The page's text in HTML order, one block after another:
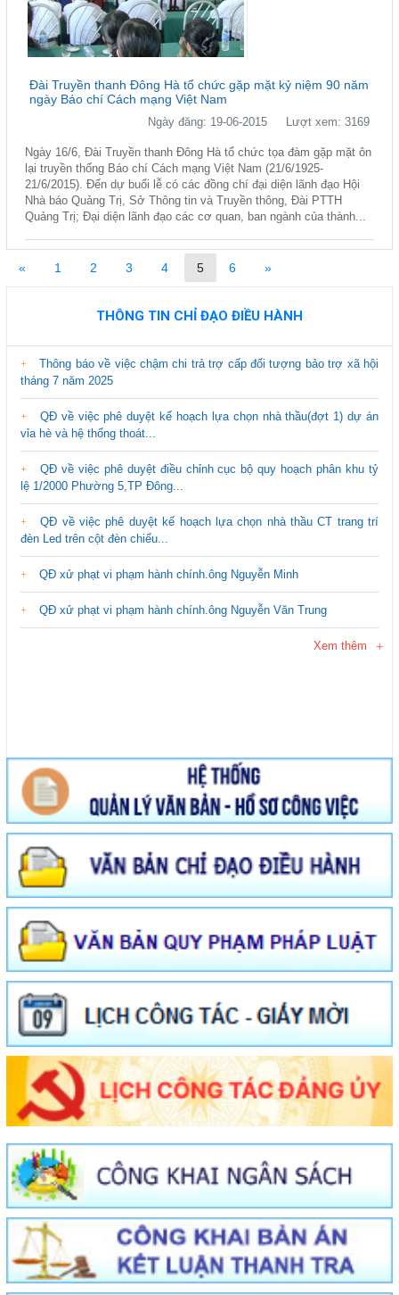
Đài Truyền thanh Đông Hà tổ chức gặp mặt kỷ niệm 90 năm
ngày Báo chí Cách mạng Việt Nam
Ngày đăng: 19-06-2015 Lượt xem: 3169
Ngày 16/6, Đài Truyền thanh Đông Hà tổ chức tọa đàm gặp mặt ôn
lại truyền thống Báo chí Cách mạng Việt Nam (21/6/1925-
21/6/2015). Đến dự buổi lễ có các đồng chí đại diện lãnh đạo Hội
Nhà báo Quảng Trị, Sở Thông tin và Truyền thông, Đài PTTH
Quảng Trị; Đại diện lãnh đạo các cơ quan, ban ngành của thành...
« 1 2 3 4 5 6 »
THÔNG TIN CHỈ ĐẠO ĐIỀU HÀNH
Thông báo về việc chậm chi trả trợ cấp đối tượng bảo trợ xã hội
tháng 7 năm 2025
QĐ về việc phê duyệt kế hoạch lựa chọn nhà thầu(đợt 1) dự án
vỉa hè và hệ thống thoát...
QĐ về việc phê duyệt điều chỉnh cục bộ quy hoạch phân khu tỷ
lệ 1/2000 Phường 5,TP Đông...
QĐ về việc phê duyệt kế hoạch lựa chọn nhà thầu CT trang trí
đèn Led trên cột đèn chiếu...
QĐ xử phạt vi phạm hành chính.ông Nguyễn Minh
QĐ xử phạt vi phạm hành chính.ông Nguyễn Văn Trung
Xem thêm